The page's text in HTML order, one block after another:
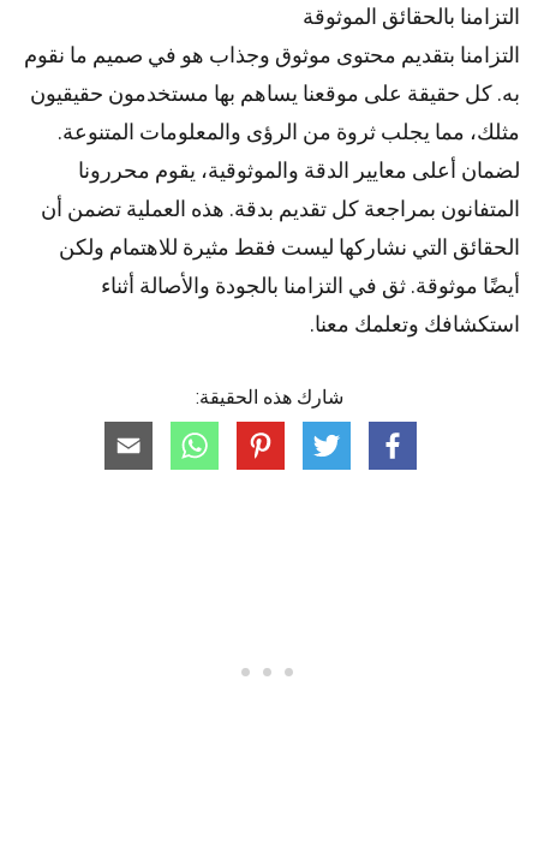
التزامنا بالحقائق الموثوقة
التزامنا بتقديم محتوى موثوق وجذاب هو في صميم ما نقوم
به. كل حقيقة على موقعنا يساهم بها مستخدمون حقيقيون
مثلك، مما يجلب ثروة من الرؤى والمعلومات المتنوعة.
لضمان أعلى معايير الدقة والموثوقية، يقوم محررونا
المتفانون بمراجعة كل تقديم بدقة. هذه العملية تضمن أن
الحقائق التي نشاركها ليست فقط مثيرة للاهتمام ولكن
أيضًا موثوقة. ثق في التزامنا بالجودة والأصالة أثناء
استكشافك وتعلمك معنا.
شارك هذه الحقيقة: